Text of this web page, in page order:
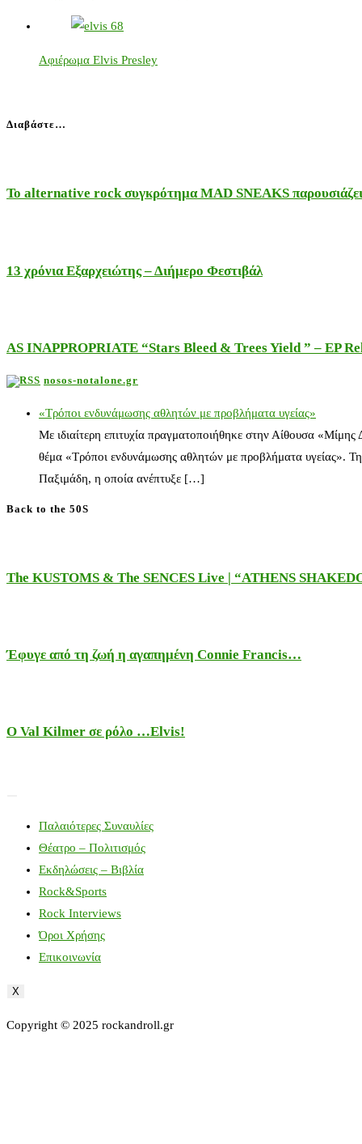
Αφιέρωμα Elvis Presley
Διαβάστε…
Το alternative rock συγκρότημα MAD SNEAKS
13 χρόνια Εξαρχειώτης – Διήμερο Φεστιβάλ
AS INAPPROPRIATE “Stars Bleed & Trees Yield ” – EP
nosos-notalone.gr
«Τρόποι ενδυνάμωσης αθλητών με προβλήματα υγείας»
Με ιδιαίτερη επιτυχία πραγματοποιήθηκε στην Αίθουσα
θέμα «Τρόποι ενδυνάμωσης αθλητών με προβλήματα υγείας».
Παξιμάδη, η οποία ανέπτυξε […]
Back to the 50S
The KUSTOMS & The SENCES Live | “ATHENS
Έφυγε από τη ζωή η αγαπημένη Connie Francis…
Ο Val Kilmer σε ρόλο …Elvis!
Παλαιότερες Συναυλίες
Θέατρο – Πολιτισμός
Εκδηλώσεις – Βιβλία
Rock&Sports
Rock Interviews
Όροι Χρήσης
Επικοινωνία
X
Copyright © 2025 rockandroll.gr